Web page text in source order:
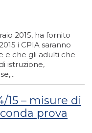
2015, ha fornito
i CPIA saranno
e che gli adulti che
istruzione,
15 – misure di
prova